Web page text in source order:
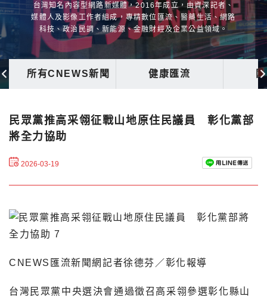
台灣知名內容型網路新媒體，2016年成立，由資深記者、
媒體人及影像工作者組成，專精數位匯流、醫藥生活、網路
科技、政治民調、新能源、金融財經及企業公益領域。
所有CNEWS新聞 健康匯流
民眾黨推高采翎征戰山地原住民議員 彰化黨部
將全力協助
2026-03-19
CNEWS匯流新聞網記者徐德芬／彰化報導
台灣民眾黨中央選決會通過徵召高采翎參選彰化縣山